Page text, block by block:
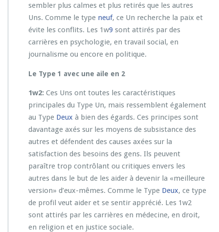
sembler plus calmes et plus retirés que les autres
Uns. Comme le type neuf, ce Un recherche la paix et
évite les conflits. Les 1w9 sont attirés par des
carrières en psychologie, en travail social, en
journalisme ou encore en politique.
Le Type 1 avec une aile en 2
1w2: Ces Uns ont toutes les caractéristiques
principales du Type Un, mais ressemblent également
au Type Deux à bien des égards. Ces principes sont
davantage axés sur les moyens de subsistance des
autres et défendent des causes axées sur la
satisfaction des besoins des gens. Ils peuvent
paraître trop contrôlant ou critiques envers les
autres dans le but de les aider à devenir la «meilleure
version» d’eux-mêmes. Comme le Type Deux, ce type
de profil veut aider et se sentir apprécié. Les 1w2
sont attirés par les carrières en médecine, en droit,
en religion et en justice sociale.